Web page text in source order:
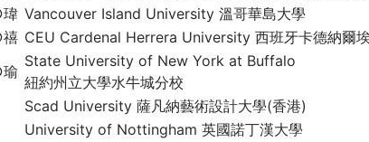
Vancouver Island University 溫哥華島大學
CEU Cardenal Herrera University 西班牙卡德納爾
State University of New York at Buffalo
紐約州立大學水牛城分校
Scad University 薩凡納藝術設計大學(香港)
University of Nottingham 英國諾丁漢大學